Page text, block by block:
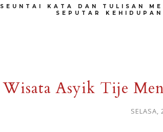
SEUNTAI KATA DAN TULISAN
SEPUTAR
Wisata Asyik Tije
SELASA,